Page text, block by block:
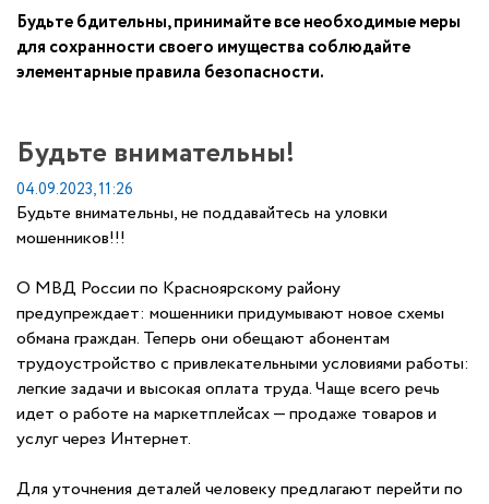
Будьте бдительны, принимайте все необходимые меры
для сохранности своего имущества соблюдайте
элементарные правила безопасности.
Будьте внимательны!
04.09.2023, 11:26
Будьте внимательны, не поддавайтесь на уловки
мошенников!!!
О МВД России по Красноярскому району
предупреждает: мошенники придумывают новое схемы
обмана граждан. Теперь они обещают абонентам
трудоустройство с привлекательными условиями работы:
легкие задачи и высокая оплата труда. Чаще всего речь
идет о работе на маркетплейсах — продаже товаров и
услуг через Интернет.
Для уточнения деталей человеку предлагают перейти по